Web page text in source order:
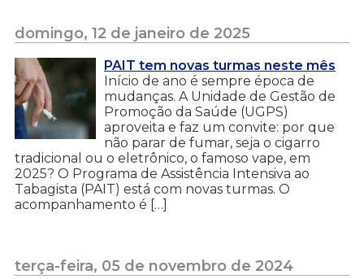
domingo, 12 de janeiro de 2025
PAIT tem novas turmas neste mês
Início de ano é sempre época de
mudanças. A Unidade de Gestão de
Promoção da Saúde (UGPS)
aproveita e faz um convite: por que
não parar de fumar, seja o cigarro
tradicional ou o eletrônico, o famoso vape, em
2025? O Programa de Assistência Intensiva ao
Tabagista (PAIT) está com novas turmas. O
acompanhamento é […]
terça-feira, 05 de novembro de 2024